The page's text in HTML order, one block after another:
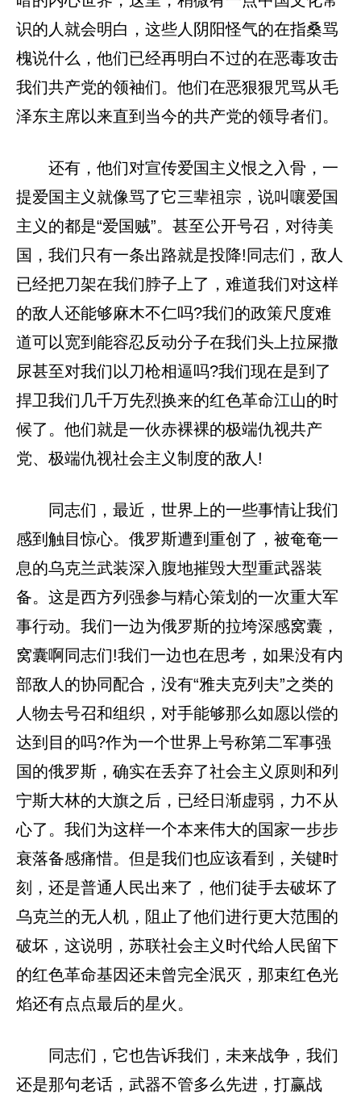
识的人就会明白，这些人阴阳怪气的在指桑骂
槐说什么，他们已经再明白不过的在恶毒攻击
我们共产党的领袖们。他们在恶狠狠咒骂从毛
泽东主席以来直到当今的共产党的领导者们。
还有，他们对宣传爱国主义恨之入骨，一
提爱国主义就像骂了它三辈祖宗，说叫嚷爱国
主义的都是“爱国贼”。甚至公开号召，对待美
国，我们只有一条出路就是投降!同志们，敌人
已经把刀架在我们脖子上了，难道我们对这样
的敌人还能够麻木不仁吗?我们的政策尺度难
道可以宽到能容忍反动分子在我们头上拉屎撒
尿甚至对我们以刀枪相逼吗?我们现在是到了
捍卫我们几千万先烈换来的红色革命江山的时
候了。他们就是一伙赤裸裸的极端仇视共产
党、极端仇视社会主义制度的敌人!
同志们，最近，世界上的一些事情让我们
感到触目惊心。俄罗斯遭到重创了，被奄奄一
息的乌克兰武装深入腹地摧毁大型重武器装
备。这是西方列强参与精心策划的一次重大军
事行动。我们一边为俄罗斯的拉垮深感窝囊，
窝囊啊同志们!我们一边也在思考，如果没有内
部敌人的协同配合，没有“雅夫克列夫”之类的
人物去号召和组织，对手能够那么如愿以偿的
达到目的吗?作为一个世界上号称第二军事强
国的俄罗斯，确实在丢弃了社会主义原则和列
宁斯大林的大旗之后，已经日渐虚弱，力不从
心了。我们为这样一个本来伟大的国家一步步
衰落备感痛惜。但是我们也应该看到，关键时
刻，还是普通人民出来了，他们徒手去破坏了
乌克兰的无人机，阻止了他们进行更大范围的
破坏，这说明，苏联社会主义时代给人民留下
的红色革命基因还未曾完全泯灭，那束红色光
焰还有点点最后的星火。
同志们，它也告诉我们，未来战争，我们
还是那句老话，武器不管多么先进，打赢战